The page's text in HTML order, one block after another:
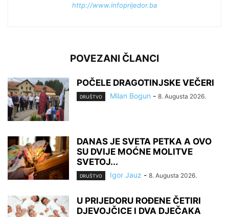
http://www.infoprijedor.ba
POVEZANI ČLANCI
POČELE DRAGOTINJSKE VEČERI
DRUŠTVO Milan Bogun - 8. Augusta 2026.
DANAS JE SVETA PETKA A OVO
SU DVIJE MOĆNE MOLITVE
SVETOJ...
DRUŠTVO Igor Jauz - 8. Augusta 2026.
U PRIJEDORU ROĐENE ČETIRI
DJEVOJČICE I DVA DJEČAKA